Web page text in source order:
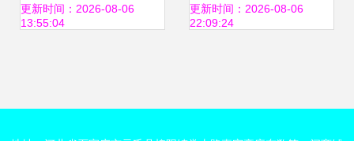
百强品牌见证新机
更新时间：2026-08-06
13:55:04
免费阅读与解析实
更新时间：2026-08-06
22:09:24